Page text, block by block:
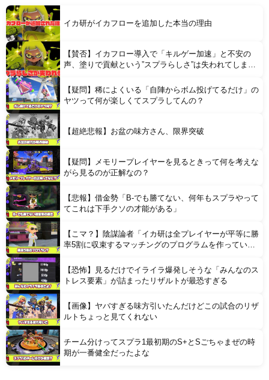
【悲報】 ロシアさん、国民の財産を没収しはじめるｗｗｗｗｗ
Powered by livedoor 相互RSS
イカ研がイカフローを追加した本当の理由
【賛否】イカフロー導入で「キルゲー加速」と不安の
声、塗りで貢献という”スプラらしさ”は失われてしまう
【疑問】稀によくいる「自陣からボム投げてるだけ」の
ヤツって何が楽しくてスプラしてんの？
【超絶悲報】お盆の味方さん、限界突破
【疑問】メモリープレイヤーを見るときって何を考えな
がら見るのが正解なの？
【悲報】借金勢「B-でも勝てない、何年もスプラやって
てこれは下手クソの才能がある」
【こマ？】陰謀論者「イカ研は全プレイヤーが平等に勝
率5割に収束するマッチングのプログラムを作ってい
【恐怖】見るだけでイライラ爆発しそうな「みんなのス
トレス要素」が詰まったリザルトが最恐すぎる
【画像】ヤバすぎる味方引いたんだけどこの試合のリザ
ルトちょっと見てくれない
チーム分けってスプラ1最初期のS+とSごちゃまぜの時
期が一番健全だったよな